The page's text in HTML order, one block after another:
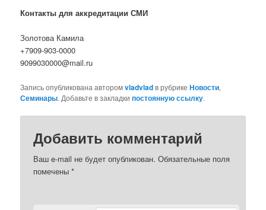
Контакты для аккредитации СМИ
Золотова Камила
+7909-903-0000
9099030000@mail.ru
Запись опубликована авторомvladvladв рубрикеНовости,
Семинары. Добавьте в закладкипостоянную ссылку.
Добавить комментарий
Ваш e-mail не будет опубликован. Обязательные поля
помечены*